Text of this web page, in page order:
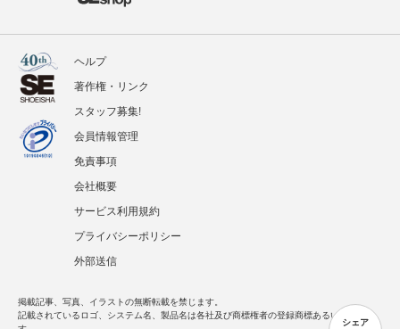
シェア
ヘルプ
著作権・リンク
スタッフ募集!
会員情報管理
免責事項
会社概要
サービス利用規約
プライバシーポリシー
外部送信
掲載記事、写真、イラストの無断転載を禁じます。
記載されているロゴ、システム名、製品名は各社及び商標権者の登録商標あるいは商標で